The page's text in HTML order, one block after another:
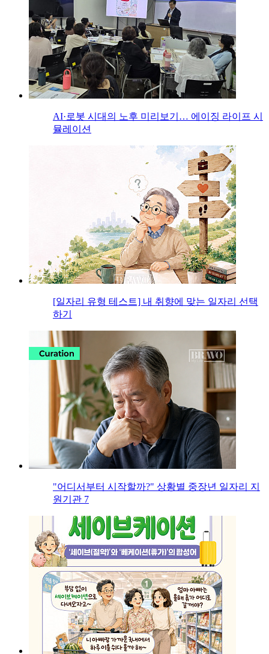
AI·로봇 시대의 노후 미리보기… 에이징 라이프 시
뮬레이션
[일자리 유형 테스트] 내 취향에 맞는 일자리 선택
하기
"어디서부터 시작할까?" 상황별 중장년 일자리 지
원기관 7